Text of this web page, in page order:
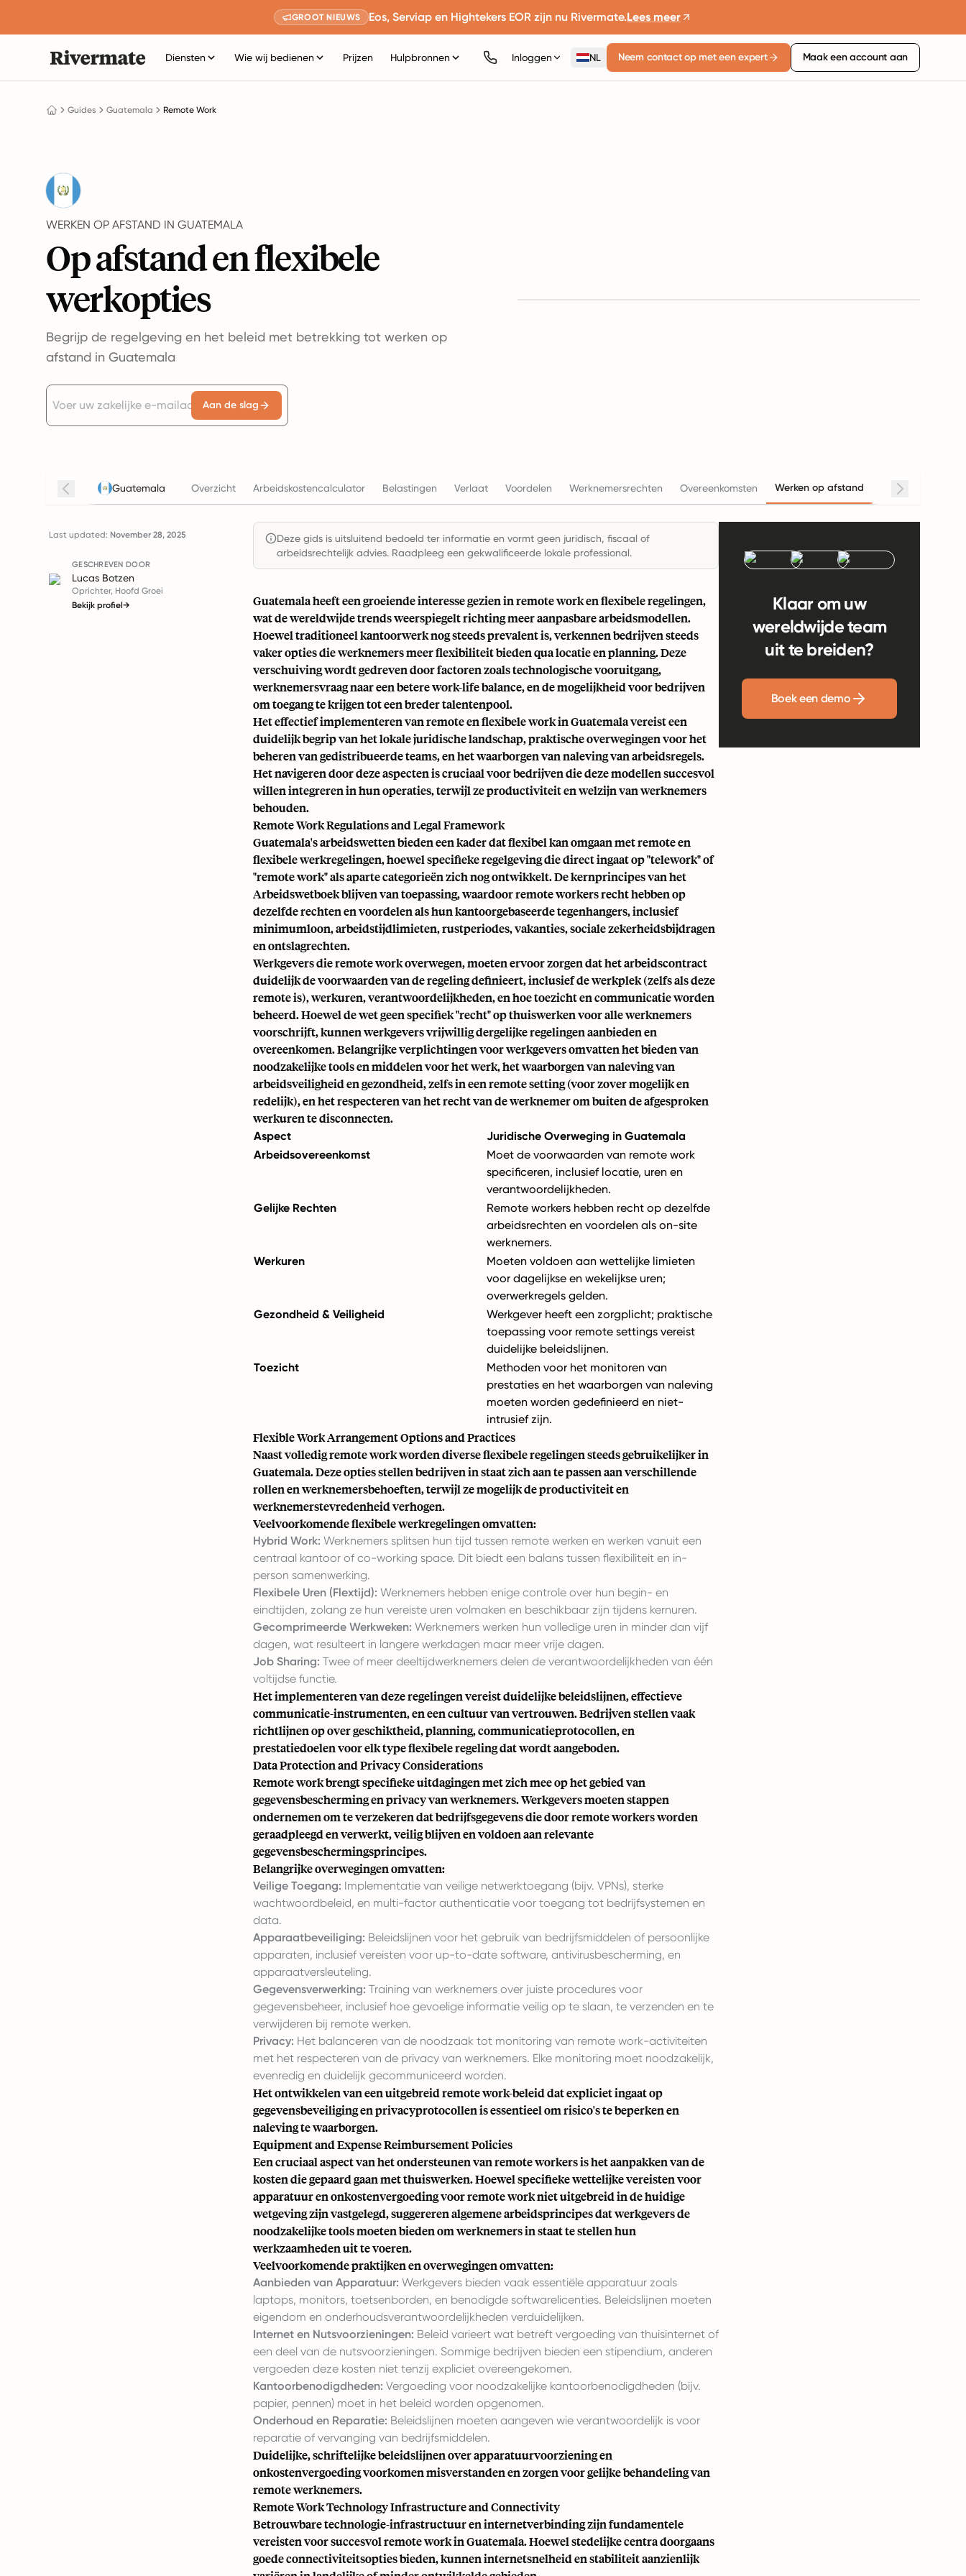
GROOT NIEUWS Eos, Serviap en Hightekers EOR zijn nu Rivermate.Lees meer
Diensten Wie wij bedienen Prijzen Hulpbronnen Inloggen NL Neem contact op met een expert Maak een account aan
Guides Guatemala Remote Work
WERKEN OP AFSTAND IN GUATEMALA
Op afstand en flexibele
werkopties
Begrijp de regelgeving en het beleid met betrekking tot werken op
afstand in Guatemala
Aan de slag
Guatemala Overzicht Arbeidskostencalculator Belastingen Verlaat Voordelen Werknemersrechten Overeenkomsten Werken op afstand Werkuren
Last updated: November 28, 2025
GESCHREVEN DOOR
Lucas Botzen
Oprichter, Hoofd Groei
Bekijk profiel→
Deze gids is uitsluitend bedoeld ter informatie en vormt geen juridisch, fiscaal of
arbeidsrechtelijk advies. Raadpleeg een gekwalificeerde lokale professional.
Guatemala heeft een groeiende interesse gezien in remote work en flexibele regelingen,
wat de wereldwijde trends weerspiegelt richting meer aanpasbare arbeidsmodellen.
Hoewel traditioneel kantoorwerk nog steeds prevalent is, verkennen bedrijven steeds
vaker opties die werknemers meer flexibiliteit bieden qua locatie en planning. Deze
verschuiving wordt gedreven door factoren zoals technologische vooruitgang,
werknemersvraag naar een betere work-life balance, en de mogelijkheid voor bedrijven
om toegang te krijgen tot een breder talentenpool.
Het effectief implementeren van remote en flexibele work in Guatemala vereist een
duidelijk begrip van het lokale juridische landschap, praktische overwegingen voor het
beheren van gedistribueerde teams, en het waarborgen van naleving van arbeidsregels.
Het navigeren door deze aspecten is cruciaal voor bedrijven die deze modellen succesvol
willen integreren in hun operaties, terwijl ze productiviteit en welzijn van werknemers
behouden.
Remote Work Regulations and Legal Framework
Guatemala's arbeidswetten bieden een kader dat flexibel kan omgaan met remote en
flexibele werkregelingen, hoewel specifieke regelgeving die direct ingaat op "telework" of
"remote work" als aparte categorieën zich nog ontwikkelt. De kernprincipes van het
Arbeidswetboek blijven van toepassing, waardoor remote workers recht hebben op
dezelfde rechten en voordelen als hun kantoorgebaseerde tegenhangers, inclusief
minimumloon, arbeidstijdlimieten, rustperiodes, vakanties, sociale zekerheidsbijdragen
en ontslagrechten.
Werkgevers die remote work overwegen, moeten ervoor zorgen dat het arbeidscontract
duidelijk de voorwaarden van de regeling definieert, inclusief de werkplek (zelfs als deze
remote is), werkuren, verantwoordelijkheden, en hoe toezicht en communicatie worden
beheerd. Hoewel de wet geen specifiek "recht" op thuiswerken voor alle werknemers
voorschrijft, kunnen werkgevers vrijwillig dergelijke regelingen aanbieden en
overeenkomen. Belangrijke verplichtingen voor werkgevers omvatten het bieden van
noodzakelijke tools en middelen voor het werk, het waarborgen van naleving van
arbeidsveiligheid en gezondheid, zelfs in een remote setting (voor zover mogelijk en
redelijk), en het respecteren van het recht van de werknemer om buiten de afgesproken
werkuren te disconnecten.
Aspect
Juridische Overweging in Guatemala
Arbeidsovereenkomst
Moet de voorwaarden van remote work
specificeren, inclusief locatie, uren en
verantwoordelijkheden.
Gelijke Rechten
Remote workers hebben recht op dezelfde
arbeidsrechten en voordelen als on-site
werknemers.
Werkuren
Moeten voldoen aan wettelijke limieten
voor dagelijkse en wekelijkse uren;
overwerkregels gelden.
Gezondheid & Veiligheid
Werkgever heeft een zorgplicht; praktische
toepassing voor remote settings vereist
duidelijke beleidslijnen.
Toezicht
Methoden voor het monitoren van
prestaties en het waarborgen van naleving
moeten worden gedefinieerd en niet-
intrusief zijn.
Flexible Work Arrangement Options and Practices
Naast volledig remote work worden diverse flexibele regelingen steeds gebruikelijker in
Guatemala. Deze opties stellen bedrijven in staat zich aan te passen aan verschillende
rollen en werknemersbehoeften, terwijl ze mogelijk de productiviteit en
werknemerstevredenheid verhogen.
Veelvoorkomende flexibele werkregelingen omvatten:
Hybrid Work: Werknemers splitsen hun tijd tussen remote werken en werken vanuit een
centraal kantoor of co-working space. Dit biedt een balans tussen flexibiliteit en in-
person samenwerking.
Flexibele Uren (Flextijd): Werknemers hebben enige controle over hun begin- en
eindtijden, zolang ze hun vereiste uren volmaken en beschikbaar zijn tijdens kernuren.
Gecomprimeerde Werkweken: Werknemers werken hun volledige uren in minder dan vijf
dagen, wat resulteert in langere werkdagen maar meer vrije dagen.
Job Sharing: Twee of meer deeltijdwerknemers delen de verantwoordelijkheden van één
voltijdse functie.
Het implementeren van deze regelingen vereist duidelijke beleidslijnen, effectieve
communicatie-instrumenten, en een cultuur van vertrouwen. Bedrijven stellen vaak
richtlijnen op over geschiktheid, planning, communicatieprotocollen, en
prestatiedoelen voor elk type flexibele regeling dat wordt aangeboden.
Data Protection and Privacy Considerations
Remote work brengt specifieke uitdagingen met zich mee op het gebied van
gegevensbescherming en privacy van werknemers. Werkgevers moeten stappen
ondernemen om te verzekeren dat bedrijfsgegevens die door remote workers worden
geraadpleegd en verwerkt, veilig blijven en voldoen aan relevante
gegevensbeschermingsprincipes.
Belangrijke overwegingen omvatten:
Veilige Toegang: Implementatie van veilige netwerktoegang (bijv. VPNs), sterke
wachtwoordbeleid, en multi-factor authenticatie voor toegang tot bedrijfsystemen en
data.
Apparaatbeveiliging: Beleidslijnen voor het gebruik van bedrijfsmiddelen of persoonlijke
apparaten, inclusief vereisten voor up-to-date software, antivirusbescherming, en
apparaatversleuteling.
Gegevensverwerking: Training van werknemers over juiste procedures voor
gegevensbeheer, inclusief hoe gevoelige informatie veilig op te slaan, te verzenden en te
verwijderen bij remote werken.
Privacy: Het balanceren van de noodzaak tot monitoring van remote work-activiteiten
met het respecteren van de privacy van werknemers. Elke monitoring moet noodzakelijk,
evenredig en duidelijk gecommuniceerd worden.
Het ontwikkelen van een uitgebreid remote work-beleid dat expliciet ingaat op
gegevensbeveiliging en privacyprotocollen is essentieel om risico's te beperken en
naleving te waarborgen.
Equipment and Expense Reimbursement Policies
Een cruciaal aspect van het ondersteunen van remote workers is het aanpakken van de
kosten die gepaard gaan met thuiswerken. Hoewel specifieke wettelijke vereisten voor
apparatuur en onkostenvergoeding voor remote work niet uitgebreid in de huidige
wetgeving zijn vastgelegd, suggereren algemene arbeidsprincipes dat werkgevers de
noodzakelijke tools moeten bieden om werknemers in staat te stellen hun
werkzaamheden uit te voeren.
Veelvoorkomende praktijken en overwegingen omvatten:
Aanbieden van Apparatuur: Werkgevers bieden vaak essentiële apparatuur zoals
laptops, monitors, toetsenborden, en benodigde softwarelicenties. Beleidslijnen moeten
eigendom en onderhoudsverantwoordelijkheden verduidelijken.
Internet en Nutsvoorzieningen: Beleid varieert wat betreft vergoeding van thuisinternet of
een deel van de nutsvoorzieningen. Sommige bedrijven bieden een stipendium, anderen
vergoeden deze kosten niet tenzij expliciet overeengekomen.
Kantoorbenodigdheden: Vergoeding voor noodzakelijke kantoorbenodigdheden (bijv.
papier, pennen) moet in het beleid worden opgenomen.
Onderhoud en Reparatie: Beleidslijnen moeten aangeven wie verantwoordelijk is voor
reparatie of vervanging van bedrijfsmiddelen.
Duidelijke, schriftelijke beleidslijnen over apparatuurvoorziening en
onkostenvergoeding voorkomen misverstanden en zorgen voor gelijke behandeling van
remote werknemers.
Remote Work Technology Infrastructure and Connectivity
Betrouwbare technologie-infrastructuur en internetverbinding zijn fundamentele
vereisten voor succesvol remote work in Guatemala. Hoewel stedelijke centra doorgaans
goede connectiviteitsopties bieden, kunnen internetsnelheid en stabiliteit aanzienlijk
Klaar om uw
wereldwijde team
uit te breiden?
Boek een demo